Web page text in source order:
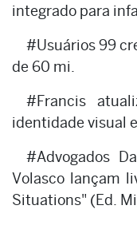
integrado para
#Usuários 99
de 60 mi.
#Francis
identidade visual
#Advogados
Volasco lançam
Situations" (Ed.